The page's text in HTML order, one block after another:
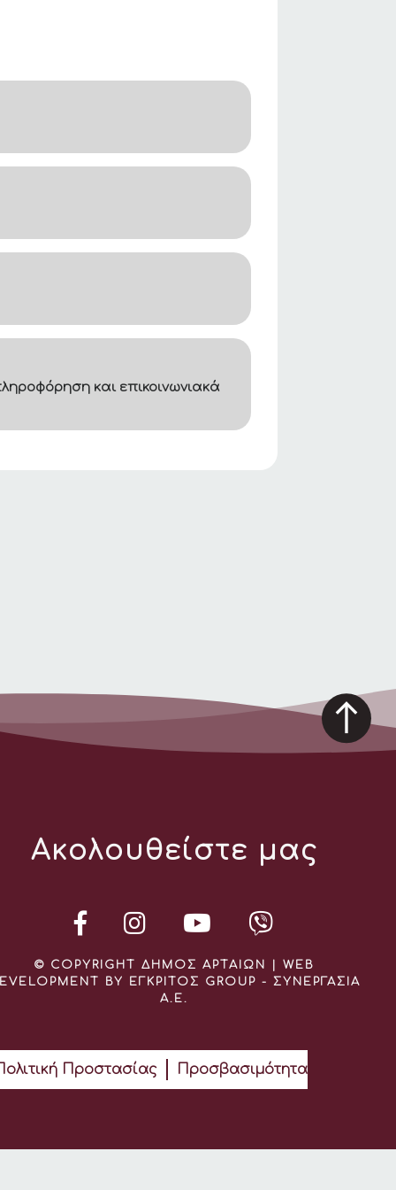
και επικοινωνιακά
Ακολουθείστε μας
© COPYRIGHT ΔΗΜΟΣ ΑΡΤΑΙΩΝ | WEB
BY ΕΓΚΡΙΤΟΣ GROUP - ΣΥΝΕΡΓΑΣΙΑ
Α.Ε.
Προστασίας Προσβασιμότητα